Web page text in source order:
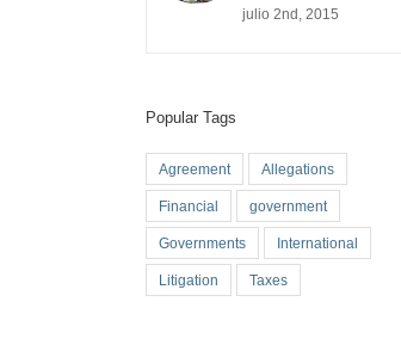
julio 2nd, 2015
Popular Tags
Agreement Allegations
Financial government
Governments International
Litigation Taxes